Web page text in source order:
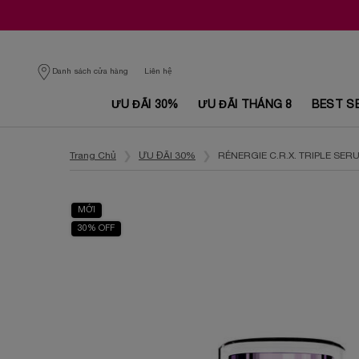
Danh sách cửa hàng
Liên hệ
ƯU ĐÃI 30% ƯU ĐÃI THÁNG 8 BEST
Trang Chủ ƯU ĐÃI 30% RÉNERGIE C.R.x. TRIPLE
MỚI
30% OFF